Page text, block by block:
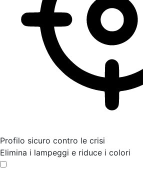
Profilo sicuro contro le crisi
Elimina i lampeggi e riduce i colori